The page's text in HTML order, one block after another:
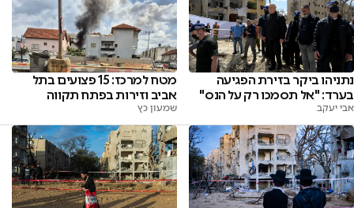
נתניהו ביקר בזירת הפגיעה
בערד: "אל תסמכו רק על הנס"
אבי יעקב
מטח למרכז: 15 פצועים בתל
אביב וזירות בפתח תקווה
שמעון כץ